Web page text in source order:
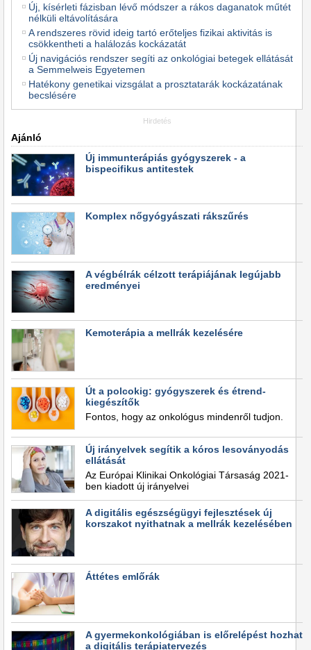
Új, kísérleti fázisban lévő módszer a rákos daganatok műtét
nélküli eltávolítására
A rendszeres rövid ideig tartó erőteljes fizikai aktivitás is
csökkentheti a halálozás kockázatát
Új navigációs rendszer segíti az onkológiai betegek ellátását
a Semmelweis Egyetemen
Hatékony genetikai vizsgálat a prosztatarák kockázatának
becslésére
Hirdetés
Ajánló
Új immunterápiás gyógyszerek - a
bispecifikus antitestek
Komplex nőgyógyászati rákszűrés
A végbélrák célzott terápiájának legújabb
eredményei
Kemoterápia a mellrák kezelésére
Út a polcokig: gyógyszerek és étrend-
kiegészítők
Fontos, hogy az onkológus mindenről tudjon.
Új irányelvek segítik a kóros lesoványodás
ellátását
Az Európai Klinikai Onkológiai Társaság 2021-
ben kiadott új irányelvei
A digitális egészségügyi fejlesztések új
korszakot nyithatnak a mellrák kezelésében
Áttétes emlőrák
A gyermekonkológiában is előrelépést hozhat
a digitális terápiatervezés